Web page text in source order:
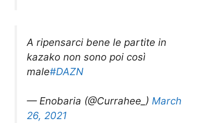
A ripensarci bene le partite in
kazako non sono poi così
male#DAZN
— Enobaria (@Currahee_) March
26, 2021